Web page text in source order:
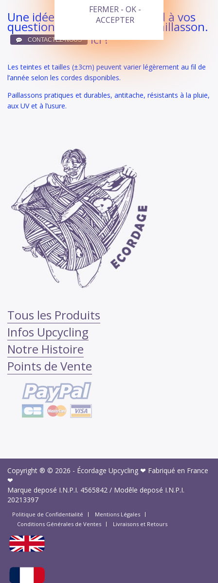
Une idée en tête ? On répond à vos
questions et on crée votre paillasson.
ici !
Les teintes et tailles (±3cm) peuvent varier légèrement au fil de
l’année selon les cordes disponibles.
Paillassons pratiques et durables, antitache, résistants à la pluie,
aux UV et à l’usure.
Tous les Produits
Infos Upcycling
Notre Histoire
Points de Vente
Copyright ® © 2026 - Écordage Upcycling ❤ Fabriqué en France
❤
Marque deposé I.N.P.I. 4565842 / Modêle deposé I.N.P.I.
20213397
Politique de Confidentialité
Mentions Légales
Conditions Générales de Ventes
Livraisons et Retours
FERMER - OK -
ACCEPTER